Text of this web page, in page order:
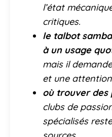
l’état
critiques.
le talbot
à un usage
mais il
et une
où trouver des
clubs de
spécialisés